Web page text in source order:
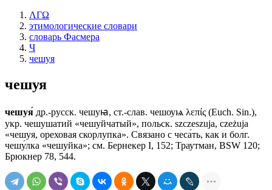
ΛΓΩ
этимологические словари
словарь Фасмера
Ч
чешуя
чешуя
чешуя́ др.-русск. чешуꙗ, ст.-слав. чешоуѩ λεπίς (Еuсh. Sin.),
укр. чешушатий «чешуйчатый», польск. szczeszuja, czeżuja
«чешуя, ореховая скорлупка». Связано с чеса́ть, как и болг.
чешу́лка «чешуйка»; см. Бернекер I, 152; Траутман, ВSW 120;
Брюкнер 78, 544.